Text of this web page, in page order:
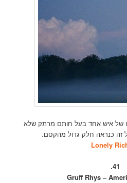
של איש אחד בעל חותם מרתק שלא
זה כנראה חלק גדול מהקסם.
Lonely
41.
Gruff Rhys –